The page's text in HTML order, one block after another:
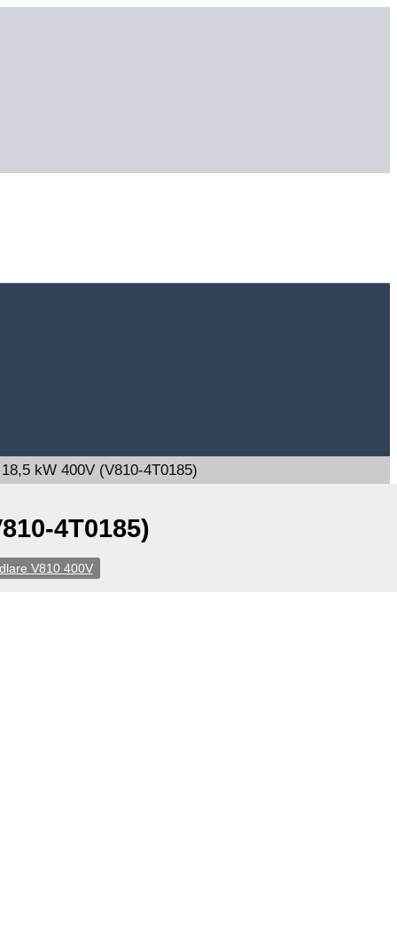
kW 400V (V810-4T0185)
4T0185)
V810 400V